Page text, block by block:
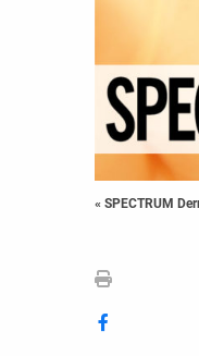
« SPECTRUM